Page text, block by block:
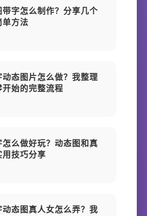
字怎么制作？分享几个
单方法
态图片怎么做？我整理
开始的完整流程
么做好玩？动态图和真
技巧分享
态图真人女怎么弄？我